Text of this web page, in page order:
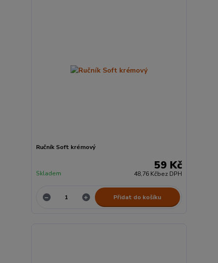
Ručník Soft krémový
59 Kč
48,76 Kčbez DPH
Skladem
Přidat do košíku